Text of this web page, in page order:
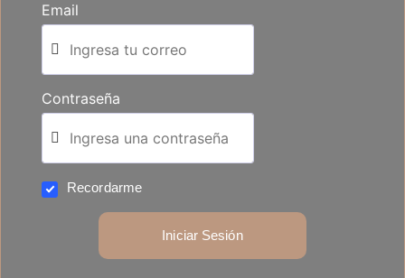
Email
Contraseña
Recordarme
Iniciar Sesión